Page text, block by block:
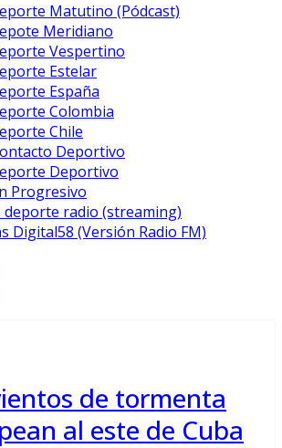
Matutino (Pódcast)
Meridiano
Vespertino
Estelar
España
Colombia
Chile
Deportivo
Deportivo
Progresivo
deporte radio (streaming)
Digital58 (Versión Radio FM)
de tormenta
al este de Cuba